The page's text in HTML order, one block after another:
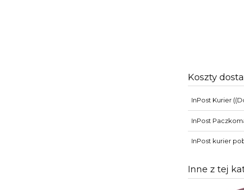
Koszty
InPost Kurier
InPost
InPost kurier
Inne z tej